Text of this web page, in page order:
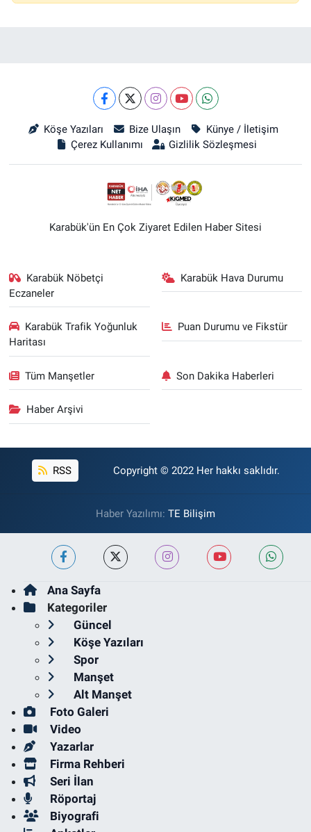
Köşe Yazıları Bize Ulaşın
Künye / İletişim
Çerez Kullanımı
Gizlilik Sözleşmesi
Karabük'ün En Çok Ziyaret Edilen Haber Sitesi
Karabük Nöbetçi
Eczaneler
Karabük Hava Durumu
Karabük Trafik Yoğunluk
Haritası
Puan Durumu ve Fikstür
Tüm Manşetler Son Dakika Haberleri
Haber Arşivi
RSS Copyright © 2022 Her hakkı saklıdır.
Haber Yazılımı: TE Bilişim
Ana Sayfa
Kategoriler
Güncel
Köşe Yazıları
Spor
Manşet
Alt Manşet
Foto Galeri
Video
Yazarlar
Firma Rehberi
Seri İlan
Röportaj
Biyografi